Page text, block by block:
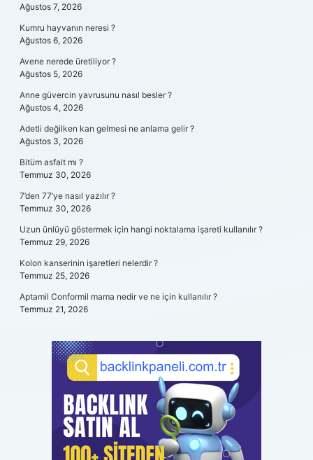
Ağustos 7, 2026
Kumru hayvanın neresi ?
Ağustos 6, 2026
Avene nerede üretiliyor ?
Ağustos 5, 2026
Anne güvercin yavrusunu nasıl besler ?
Ağustos 4, 2026
Adetli değilken kan gelmesi ne anlama gelir ?
Ağustos 3, 2026
Bitüm asfalt mı ?
Temmuz 30, 2026
7’den 77’ye nasıl yazılır ?
Temmuz 30, 2026
Uzun ünlüyü göstermek için hangi noktalama işareti kullanılır ?
Temmuz 29, 2026
Kolon kanserinin işaretleri nelerdir ?
Temmuz 25, 2026
Aptamil Conformil mama nedir ve ne için kullanılır ?
Temmuz 21, 2026